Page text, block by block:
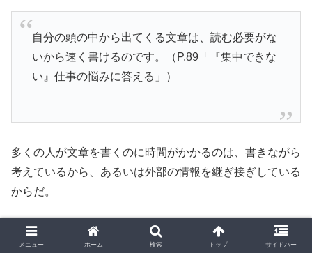
自分の頭の中から出てくる文章は、読む必要がな
いから速く書けるのです。（P.89「『集中できな
い』仕事の悩みに答える」）
多くの人が文章を書くのに時間がかかるのは、書きながら
考えているから、あるいは外部の情報を継ぎ接ぎしている
からだ。
自分の内側から湧き出る思考を書き留めるだけであれば、
それは思考の速度に近づく。
メニュー ホーム 検索 トップ サイドバー